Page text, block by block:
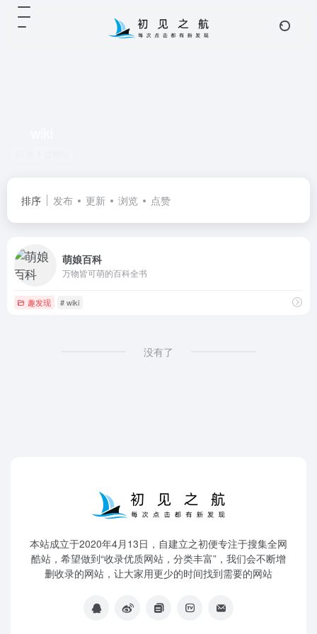
排序 发布 更新 浏览 点赞
萌娘百科
万物皆可萌的百科全书
趣发现 # wiki
没有了
本站成立于2020年4月13日，自建立之初便专注于搜集全网
酷站，希望做到“收录优质网站，分类丰富”，我们会不断增
删收录的网站，让大家用更少的时间找到需要的网站